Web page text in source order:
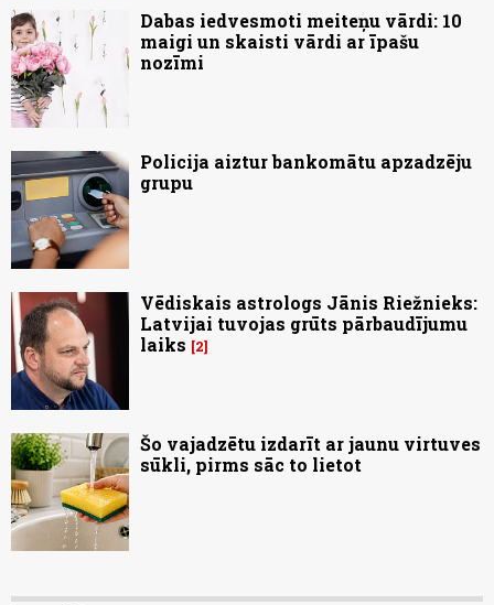
Dabas iedvesmoti meiteņu vārdi: 10
maigi un skaisti vārdi ar īpašu
nozīmi
Policija aiztur bankomātu apzadzēju
grupu
Vēdiskais astrologs Jānis Riežnieks:
Latvijai tuvojas grūts pārbaudījumu
laiks
2
Šo vajadzētu izdarīt ar jaunu virtuves
sūkli, pirms sāc to lietot